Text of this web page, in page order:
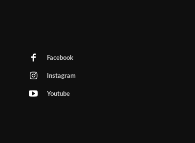
Facebook
Instagram
Youtube